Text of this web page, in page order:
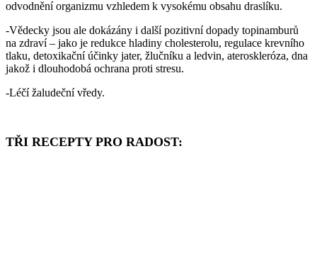
odvodnění organizmu vzhledem k vysokému obsahu draslíku.
-Vědecky jsou ale dokázány i další pozitivní dopady topinamburů
na zdraví – jako je redukce hladiny cholesterolu, regulace krevního
tlaku, detoxikační účinky jater, žlučníku a ledvin, ateroskleróza, dna
jakož i dlouhodobá ochrana proti stresu.
-Léčí žaludeční vředy.
TŘI RECEPTY PRO RADOST: